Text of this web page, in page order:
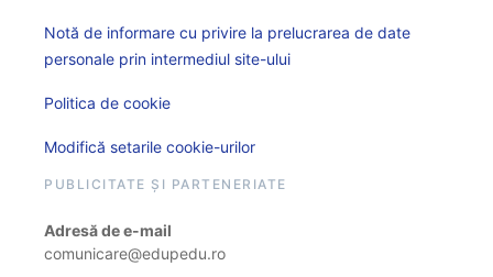
Notă de informare cu privire la prelucrarea de date
personale prin intermediul site-ului
Politica de cookie
Modifică setarile cookie-urilor
PUBLICITATE ȘI PARTENERIATE
Adresă de e-mail
comunicare@edupedu.ro